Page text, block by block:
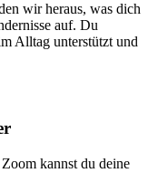
wir heraus, was dich
auf. Du
Alltag unterstützt und
kannst du deine